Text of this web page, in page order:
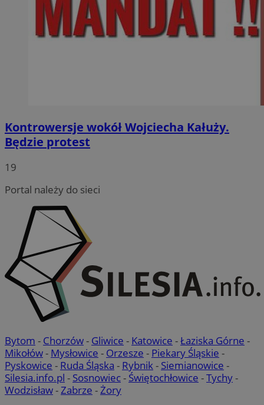
Kontrowersje wokół Wojciecha Kałuży.
Będzie protest
19
Portal należy do sieci
Bytom - Chorzów- Gliwice - Katowice -Łaziska Górne -
Mikołów- Mysłowice - Orzesze - Piekary Śląskie -
Pyskowice - Ruda Śląska - Rybnik- Siemianowice -
Silesia.info.pl - Sosnowiec- Świętochłowice -Tychy-
Wodzisław-Zabrze -Żory